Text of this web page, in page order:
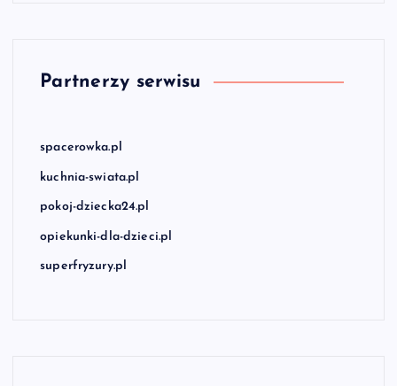
Partnerzy serwisu
spacerowka.pl
kuchnia-swiata.pl
pokoj-dziecka24.pl
opiekunki-dla-dzieci.pl
superfryzury.pl